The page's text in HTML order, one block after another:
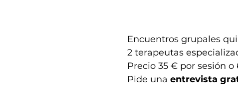
Encuentros grupales
2 terapeutas
Precio 35 € por sesión
Pide una entrevista